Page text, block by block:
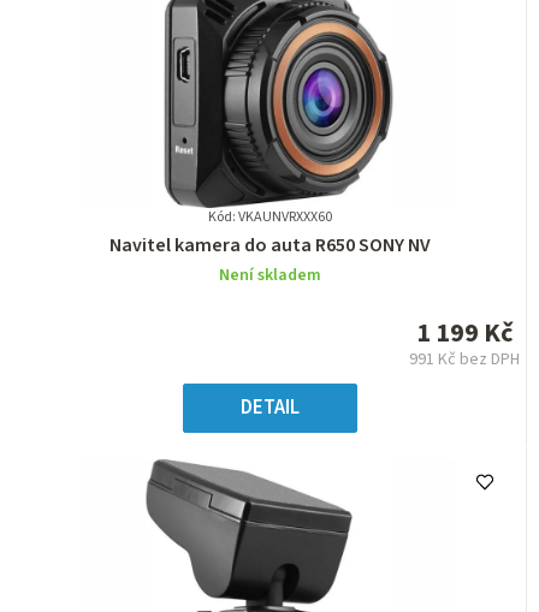
Kód: VKAUNVRXXX60
Průměrné
hodnocení
5
hvězdiček.
Navitel kamera do auta R650 SONY NV
Není skladem
1 199 Kč
991 Kč bez DPH
DETAIL